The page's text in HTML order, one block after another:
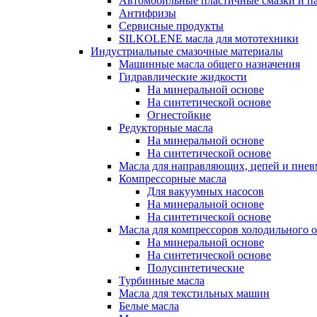
Антифризы
Сервисные продукты
SILKOLENE масла для мототехники
Индустриальные смазочные материалы
Машинные масла общего назначения
Гидравлические жидкости
На минеральной основе
На синтетической основе
Огнестойкие
Редукторные масла
На минеральной основе
На синтетической основе
Масла для направляющих, цепей и
Компрессорные масла
Для вакуумных насосов
На минеральной основе
На синтетической основе
Масла для компрессоров холодильного
На минеральной основе
На синтетической основе
Полусинтетические
Турбинные масла
Масла для текстильных машин
Белые масла